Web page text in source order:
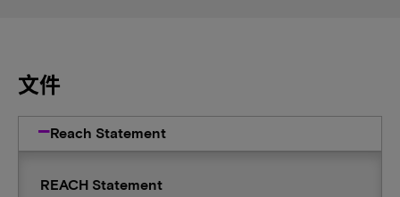
文件
Reach Statement
REACH Statement